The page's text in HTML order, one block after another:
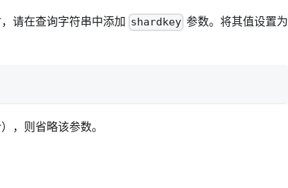
请在查询字符串中添加 shardkey 参数。将其值设置为
，则省略该参数。